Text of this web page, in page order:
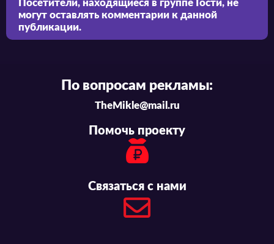
Посетители, находящиеся в группе Гости, не
могут оставлять комментарии к данной
публикации.
По вопросам рекламы:
TheMikle@mail.ru
Помочь проекту
Связаться с нами